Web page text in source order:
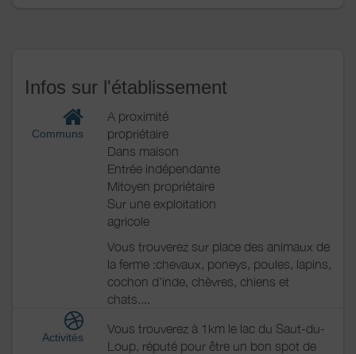
Infos sur l'établissement
Communs
A proximité
propriétaire
Dans maison
Entrée indépendante
Mitoyen propriétaire
Sur une exploitation
agricole
Vous trouverez sur place des animaux de
la ferme :chevaux, poneys, poules, lapins,
cochon d'inde, chèvres, chiens et
chats....
Activités
Vous trouverez à 1km le lac du Saut-du-
Loup, réputé pour être un bon spot de